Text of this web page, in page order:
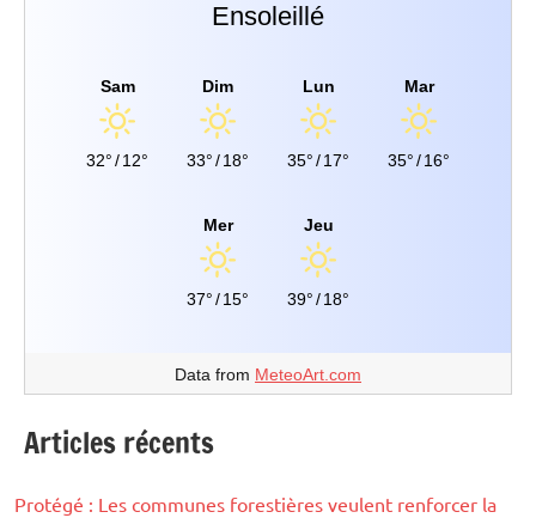
Ensoleillé
Sam
32°/12°
Dim
33°/18°
Lun
35°/17°
Mar
35°/16°
Mer
37°/15°
Jeu
39°/18°
Data from MeteoArt.com
Articles récents
Protégé : Les communes forestières veulent renforcer la